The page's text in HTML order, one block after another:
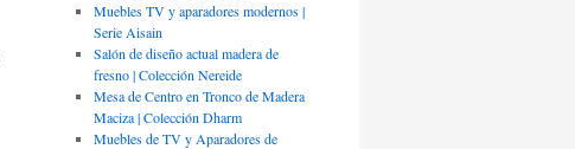
Muebles TV y aparadores modernos |
Serie Aisain
Salón de diseño actual madera de
fresno | Colección Nereide
Mesa de Centro en Tronco de Madera
Maciza | Colección Dharm
Muebles de TV y Aparadores de